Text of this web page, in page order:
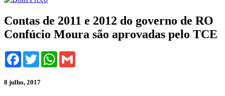
Contas de 2011 e 2012 do governo de RO
Confúcio Moura são aprovadas pelo TCE
Facebook
TwitterWhatsApp
8 julho, 2017